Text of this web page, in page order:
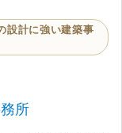
設計に強い建築事
所